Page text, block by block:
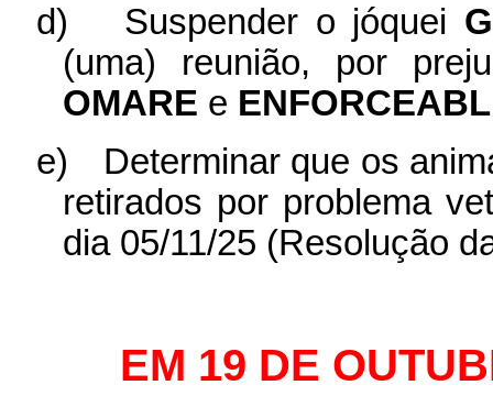
d)
Suspender o jóquei
(uma) reunião, por
OMARE e
e)
Determinar que os
retirados por problema
dia 05/11/25 (Resolução
EM 19 DE